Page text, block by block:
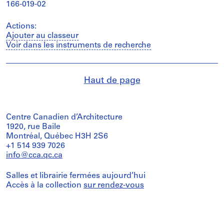
166-019-02
Actions:
Ajouter au classeur
Voir dans les instruments de recherche
Haut de page
Centre Canadien d’Architecture
1920, rue Baile
Montréal, Québec H3H 2S6
+1 514 939 7026
info@cca.qc.ca
Salles et librairie fermées aujourd’hui
Accès à la collection sur rendez-vous